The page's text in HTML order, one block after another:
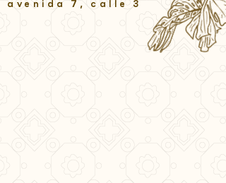
avenida 7, calle 3